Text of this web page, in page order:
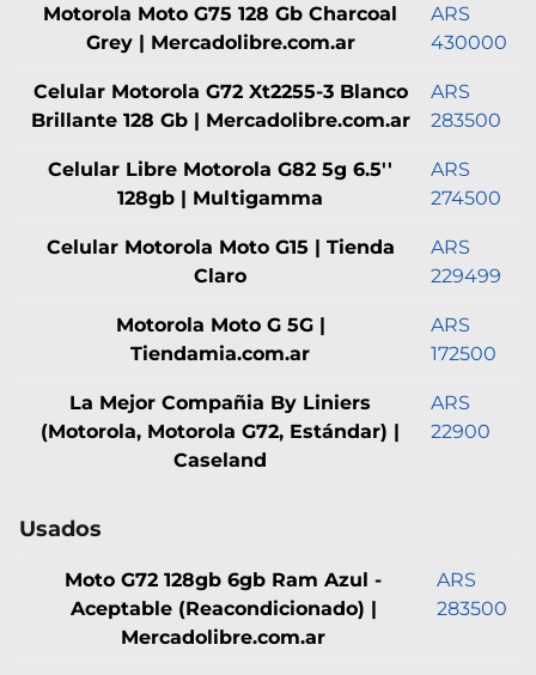
Motorola Moto G75 128 Gb Charcoal
Grey | Mercadolibre.com.ar
ARS
430000
Celular Motorola G72 Xt2255-3 Blanco
Brillante 128 Gb | Mercadolibre.com.ar
ARS
283500
Celular Libre Motorola G82 5g 6.5''
128gb | Multigamma
ARS
274500
Celular Motorola Moto G15 | Tienda
Claro
ARS
229499
Motorola Moto G 5G |
Tiendamia.com.ar
ARS
172500
La Mejor Compañia By Liniers
(Motorola, Motorola G72, Estándar) |
Caseland
ARS
22900
Usados
Moto G72 128gb 6gb Ram Azul -
Aceptable (Reacondicionado) |
Mercadolibre.com.ar
ARS
283500